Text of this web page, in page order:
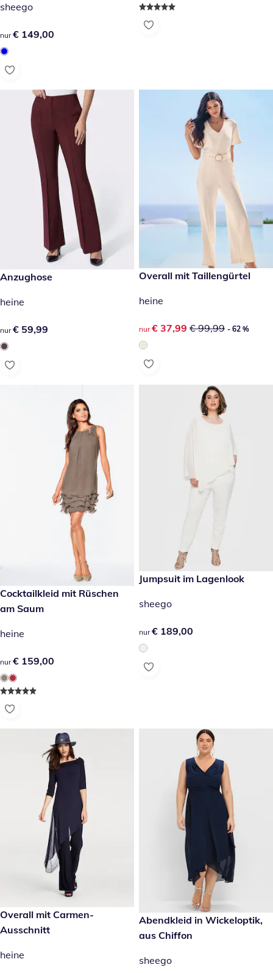
sheego
€ 149,00
nur € 149,00
€ 59,99
Anzughose
heine
€ 59,99
nur € 59,99
reduzierter Preis € 37,99,
- 62 %
Overall mit Taillengürtel
heine
reduzierter Preis € 37,99,
nur € 37,99 € 99,99 - 62 %
€ 159,00
Cocktailkleid mit Rüschen
am Saum
heine
€ 159,00
nur € 159,00
€ 189,00
Jumpsuit im Lagenlook
sheego
€ 189,00
nur € 189,00
€ 159,00
Overall mit Carmen-
Ausschnitt
heine
€ 189,00
Abendkleid in Wickeloptik,
aus Chiffon
sheego